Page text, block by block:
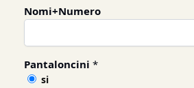
Nomi+Numero
Pantaloncini *
si